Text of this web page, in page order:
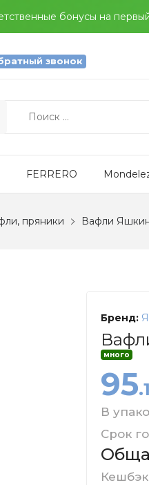
бонусы на
звонок
FERRERO
пряники Вафли
Бренд:
много
95
В
Срок